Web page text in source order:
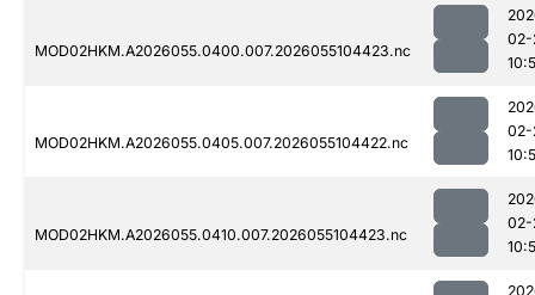
MOD02HKM.A2026055.0400.007.2026055104423.nc
02-
MOD02HKM.A2026055.0405.007.2026055104422.nc
02-
MOD02HKM.A2026055.0410.007.2026055104423.nc
02-